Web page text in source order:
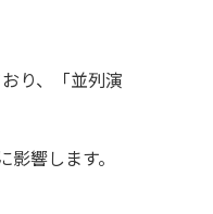
り、「並列演
響します。